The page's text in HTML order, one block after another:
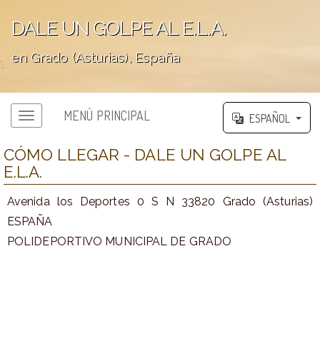
DALE UN GOLPE AL E.L.A.
en Grado (Asturias), España
';
MENÚ PRINCIPAL ESPAÑOL
CÓMO LLEGAR - DALE UN GOLPE AL
E.L.A.
Avenida los Deportes 0 S N 33820 Grado (Asturias)
ESPAÑA
POLIDEPORTIVO MUNICIPAL DE GRADO